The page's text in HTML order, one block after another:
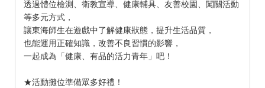
透過體位檢測、衛教宣導、健康輔具、友善校園、闖關活動
等多元方式，
讓東海師生在遊戲中了解健康狀態，提升生活品質，
也能運用正確知識，改善不良習慣的影響，
一起成為「健康、有品的活力青年」吧！
★活動攤位準備眾多好禮！